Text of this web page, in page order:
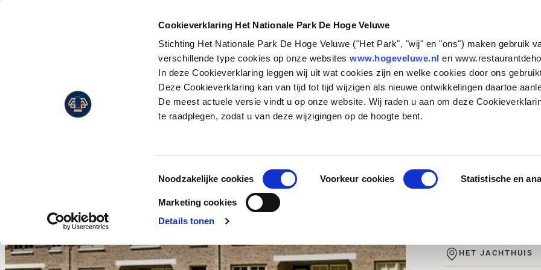
Cookieverklaring Het Nationale Park De Hoge Veluwe
Stichting Het Nationale Park De Hoge Veluwe ("Het Park", "wij" en "ons") maken gebruik
verschillende type cookies op onze websiteswww.hogeveluwe.nl en
In deze Cookieverklaring leggen wij uit wat cookies zijn en welke cookies door ons
Deze Cookieverklaring kan van tijd tot tijd wijzigen als nieuwe ontwikkelingen daartoe
De meest actuele versie vindt u op onze website. Wij raden u aan om deze
te raadplegen, zodat u van deze wijzigingen op de hoogte bent.
Noodzakelijke cookies Voorkeur cookies Statistische en
Marketing cookies
Details tonen
BEZOEK
Route & adres
Activiteiten
Museonder
Jachthuis Sint Hubertus
Kröller-Müller Museum
Fietsen
Paardrijden
Zakelijk bezoek
Families en andere
groepen
Touroperators
Basisschool
Voortgezet Onderwijs
MBO, HBO en WO
Speciaal onderwijs
CULTUUR
Flora
Fauna
Landschappen
Live Wildcam
Historische verhalen
Kunst & Architectuur
Jachthuis Sint Hubertus
Kröller-Müller Museum
Natuurbeheer
Onderzoeken in het Park
Updates
Particulieren
Bedrijven
Fondsen en stichtingen
Organisatie
Werken bij
Stage lopen in
Jouw urn in het
Contact
en
HET JACHTHUIS